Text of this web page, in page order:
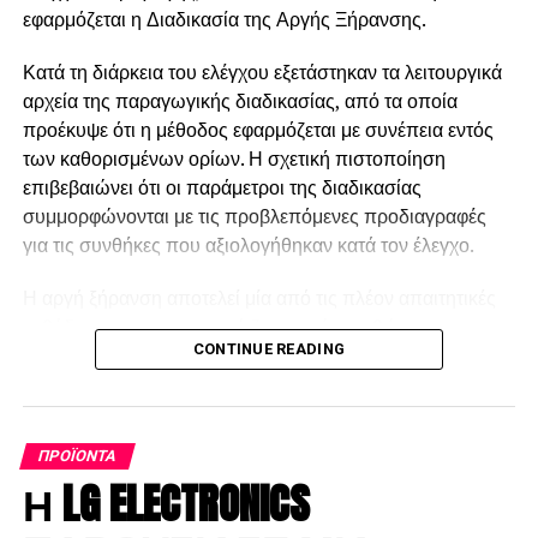
εφαρμόζεται η Διαδικασία της Αργής Ξήρανσης.
Κατά τη διάρκεια του ελέγχου εξετάστηκαν τα λειτουργικά
αρχεία της παραγωγικής διαδικασίας, από τα οποία
προέκυψε ότι η μέθοδος εφαρμόζεται με συνέπεια εντός
των καθορισμένων ορίων. Η σχετική πιστοποίηση
επιβεβαιώνει ότι οι παράμετροι της διαδικασίας
συμμορφώνονται με τις προβλεπόμενες προδιαγραφές
για τις συνθήκες που αξιολογήθηκαν κατά τον έλεγχο.
μεθόδους στην παραγωγή ζυμαρικών, καθώς
πραγματοποιείται σε χαμηλότερες θερμοκρασίες και για
μεθόδους ταχείας ξήρανσης. Η διάρκεια της διαδικασίας
διαφοροποιείται ανάλογα με το σχήμα και το πάχος κάθε
προϊόντος.
Η συγκεκριμένη μέθοδος συμβάλλει στη διατήρηση της
CONTINUE READING
ΠΡΟΪΌΝΤΑ
Η LG ELECTRONICS